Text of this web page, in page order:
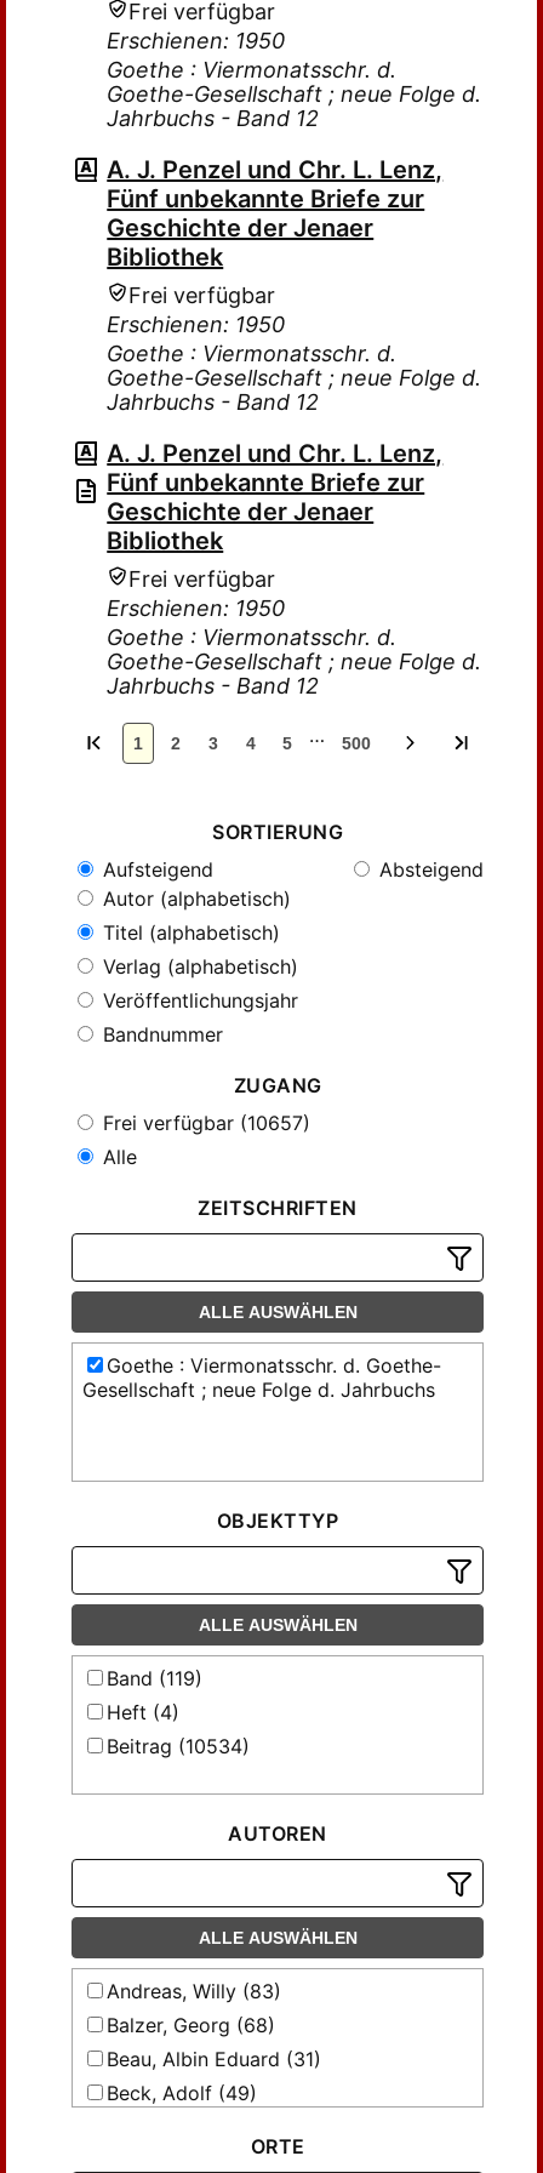
Frei verfügbar
Erschienen: 1950
Goethe : Viermonatsschr. d.
Goethe-Gesellschaft ; neue Folge d.
Jahrbuchs - Band 12
A. J. Penzel und Chr. L. Lenz,
Fünf unbekannte Briefe zur
Geschichte der Jenaer
Bibliothek
Frei verfügbar
Erschienen: 1950
Goethe : Viermonatsschr. d.
Goethe-Gesellschaft ; neue Folge d.
Jahrbuchs - Band 12
A. J. Penzel und Chr. L. Lenz,
Fünf unbekannte Briefe zur
Geschichte der Jenaer
Bibliothek
Frei verfügbar
Erschienen: 1950
Goethe : Viermonatsschr. d.
Goethe-Gesellschaft ; neue Folge d.
Jahrbuchs - Band 12
1 2 3 4 5 … 500
SORTIERUNG
Aufsteigend
Absteigend
Autor (alphabetisch)
Titel (alphabetisch)
Verlag (alphabetisch)
Veröffentlichungsjahr
Bandnummer
ZUGANG
Frei verfügbar (10657)
Alle
ZEITSCHRIFTEN
ALLE AUSWÄHLEN
Goethe : Viermonatsschr. d. Goethe-
Gesellschaft ; neue Folge d. Jahrbuchs
OBJEKTTYP
ALLE AUSWÄHLEN
Band (119)
Heft (4)
Beitrag (10534)
AUTOREN
ALLE AUSWÄHLEN
Andreas, Willy (83)
Balzer, Georg (68)
Beau, Albin Eduard (31)
Beck, Adolf (49)
Benz, Richard (29)
ORTE